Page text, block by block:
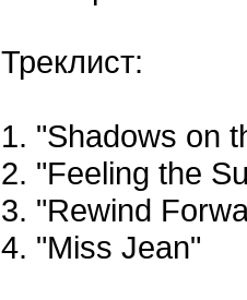
Треклист:
1. "Shadows on
2. "Feeling the
3. "Rewind
4. "Miss Jean"